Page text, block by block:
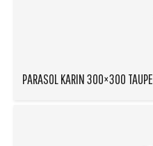
PARASOL KARIN 300×300 TAUPE